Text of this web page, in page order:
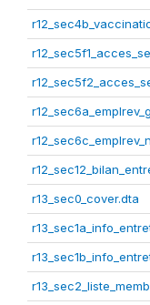
r13_sec0_cover.dta